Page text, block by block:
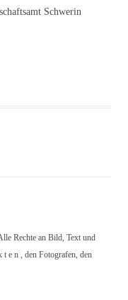
Schwerin
Rechte an Bild, Text und
t e n , den Fotografen, den